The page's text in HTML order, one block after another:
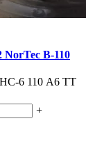
NorTec В-110
6 110 А6 ТТ
+